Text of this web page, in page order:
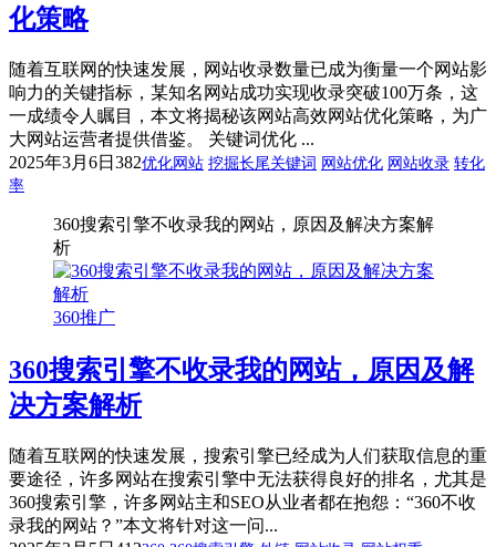
化策略
随着互联网的快速发展，网站收录数量已成为衡量一个网站影
响力的关键指标，某知名网站成功实现收录突破100万条，这
一成绩令人瞩目，本文将揭秘该网站高效网站优化策略，为广
大网站运营者提供借鉴。 关键词优化 ...
2025年3月6日 382优化网站 挖掘长尾关键词 网站优化 网站收录 转化
率
360搜索引擎不收录我的网站，原因及解决方案解
析
360推广
360搜索引擎不收录我的网站，原因及解
决方案解析
随着互联网的快速发展，搜索引擎已经成为人们获取信息的重
要途径，许多网站在搜索引擎中无法获得良好的排名，尤其是
360搜索引擎，许多网站主和SEO从业者都在抱怨：“360不收
录我的网站？”本文将针对这一问...